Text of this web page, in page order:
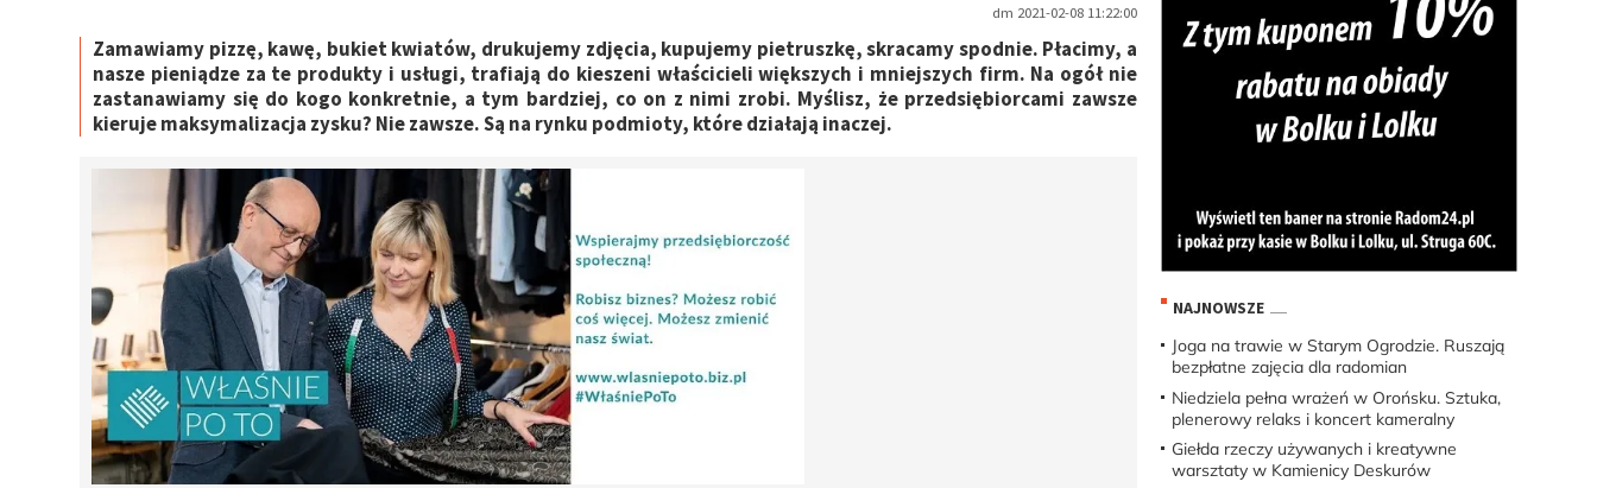
dm 2021-02-08 11:22:00
Zamawiamy pizzę, kawę, bukiet kwiatów, drukujemy zdjęcia, kupujemy pietruszkę, skracamy spodnie. Płacimy, a
nasze pieniądze za te produkty i usługi, trafiają do kieszeni właścicieli większych i mniejszych firm. Na ogół nie
zastanawiamy się do kogo konkretnie, a tym bardziej, co on z nimi zrobi. Myślisz, że przedsiębiorcami zawsze
kieruje maksymalizacja zysku? Nie zawsze. Są na rynku podmioty, które działają inaczej.
NAJNOWSZE
Joga na trawie w Starym Ogrodzie. Ruszają
bezpłatne zajęcia dla radomian
Niedziela pełna wrażeń w Orońsku. Sztuka,
plenerowy relaks i koncert kameralny
Giełda rzeczy używanych i kreatywne
warsztaty w Kamienicy Deskurów